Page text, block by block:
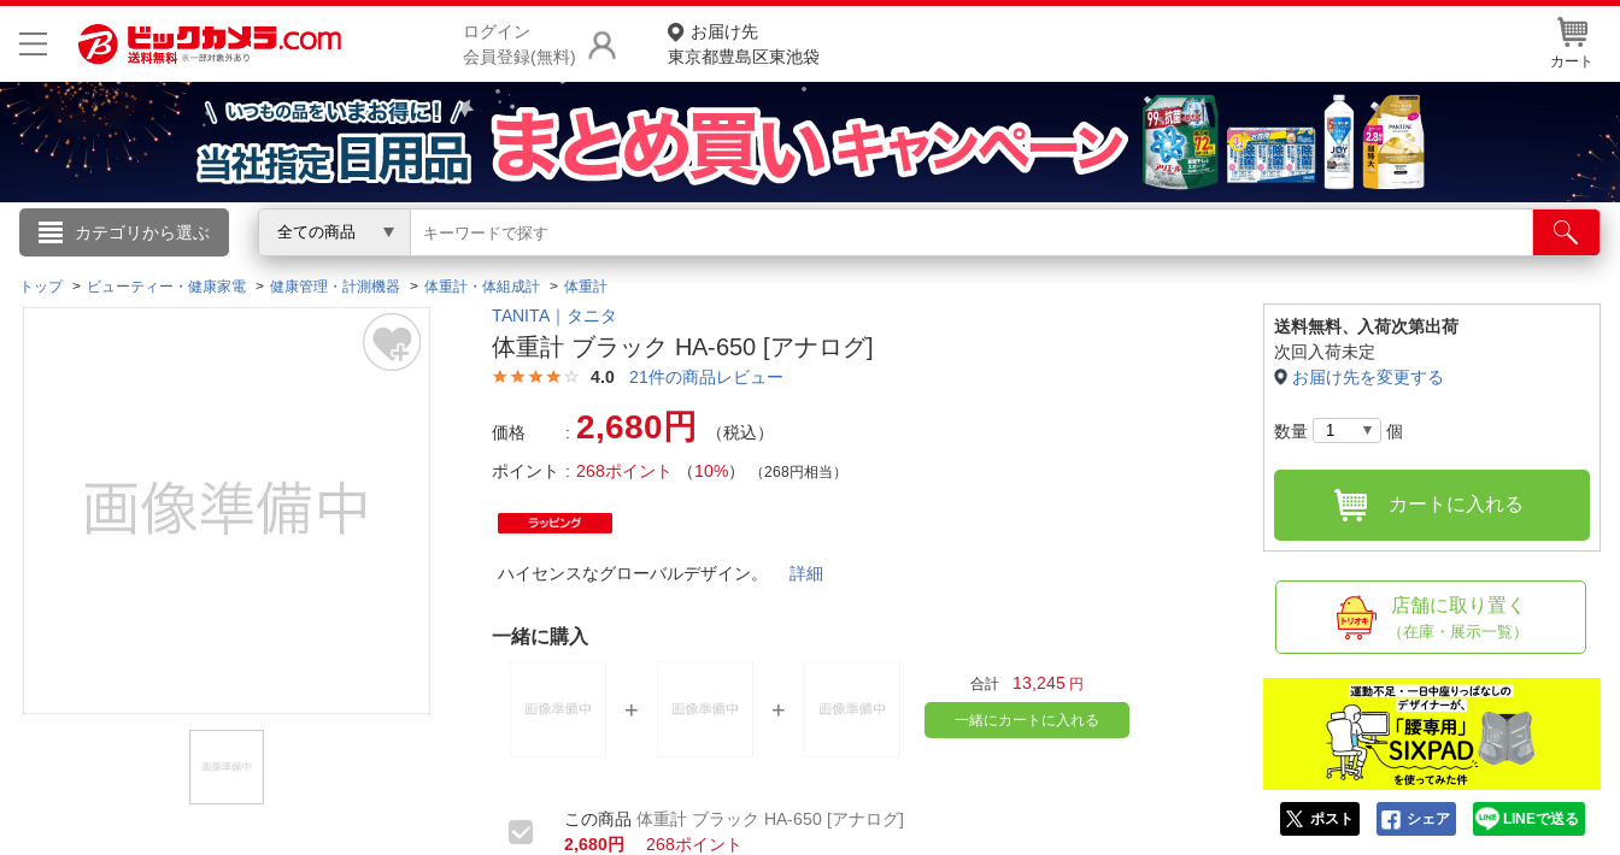
ログイン
会員登録(無料)
お届け先
東京都豊島区東池袋
カート
カテゴリから選ぶ 全ての商品
こんにちは
ログイン
閲覧履歴
商品をさがす
ランキングからさがす
お客様サポート
店舗サービス
ネット取り置き
English / 中文
トップ ビューティー・健康家電 健康管理・計測機器 体重計・体組成計 体重計
TANITA｜タニタ
体重計 ブラック HA-650 [アナログ]
4.0 21件の商品レビュー
価格 2,680円
（税込）
ポイント
268ポイント （10%） （268円相当）
ハイセンスなグローバルデザイン。詳細
一緒に購入
合計 13,245 円
一緒にカートに入れる
体重計 ブラック HA-650 [アナログ]
2,680円
268ポイント
送料無料、
入荷次第出荷
次回入荷未定
お届け先を変更する
数量 個
カートに入れる
店舗に取り置く
（在庫・展示一覧）
ポスト シェア LINEで送る